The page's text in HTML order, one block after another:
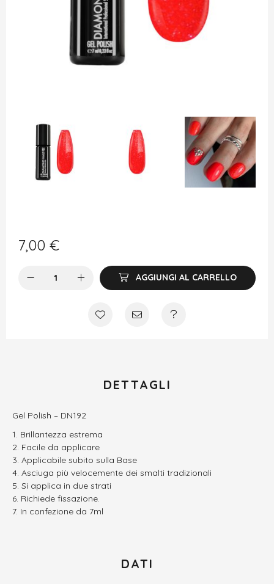
7,00 €
AGGIUNGI AL CARRELLO
DETTAGLI
Gel Polish – DN192
Brillantezza estrema
Facile da applicare
Applicabile subito sulla Base
Asciuga più velocemente dei smalti tradizionali
Si applica in due strati
Richiede fissazione.
In confezione da 7ml
DATI